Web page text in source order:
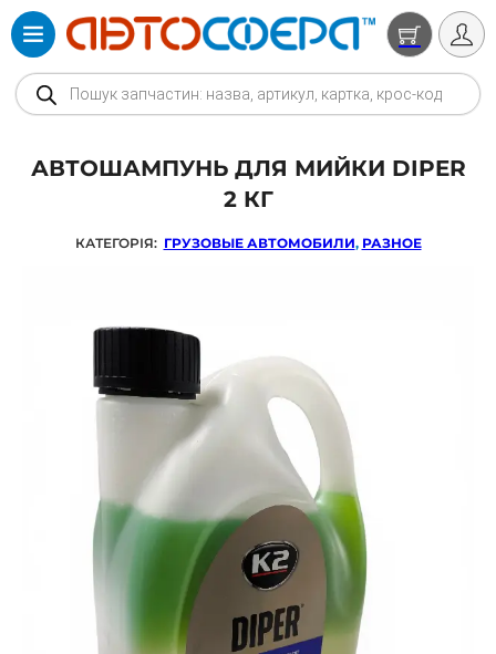
Products search
АВТОШАМПУНЬ ДЛЯ МИЙКИ DIPER
2 КГ
КАТЕГОРІЯ: ГРУЗОВЫЕ АВТОМОБИЛИ, РАЗНОЕ